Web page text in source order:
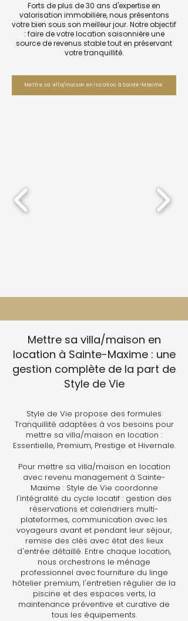
Forts de plus de 30 ans d'expertise en
valorisation immobilière, nous présentons
votre bien sous son meilleur jour. Notre objectif
: faire de votre location saisonnière une
source de revenus stable tout en préservant
votre tranquillité.
Mettre sa villa/maison en location à Sainte-Maxime
Mettre sa villa/maison en
location à Sainte-Maxime : une
gestion complète de la part de
Style de Vie
Style de Vie propose des formules
Tranquillité adaptées à vos besoins pour
mettre sa villa/maison en location :
Essentielle, Premium, Prestige et Hivernale.
Pour mettre sa villa/maison en location
avec revenu management à Sainte-
Maxime : Style de Vie coordonne
l'intégralité du cycle locatif : gestion des
réservations et calendriers multi-
plateformes, communication avec les
voyageurs avant et pendant leur séjour,
remise des clés avec état des lieux
d'entrée détaillé. Entre chaque location,
nous orchestrons le ménage
professionnel avec fourniture du linge
hôtelier premium, l'entretien régulier de la
piscine et des espaces verts, la
maintenance préventive et curative de
tous les équipements.